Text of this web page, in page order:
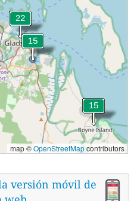
map ©OpenStreetMapcontributors
versión móvil de